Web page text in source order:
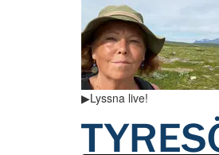
▶Lyssna live!